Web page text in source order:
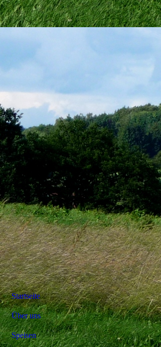
Startseite
Über uns
Speisen